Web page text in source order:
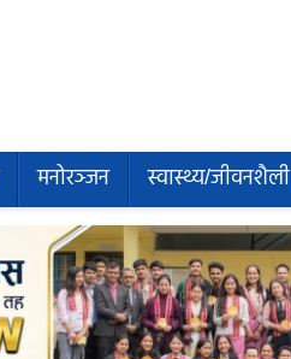
मनोरञ्जन स्वास्थ्य/जीवनशैली